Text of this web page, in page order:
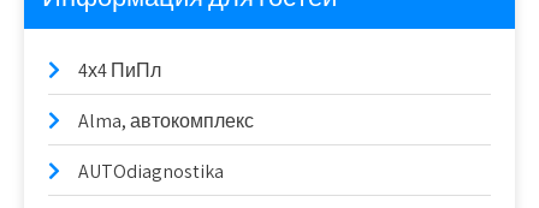
4х4 ПиПл
Alma, автокомплекс
AUTOdiagnostika